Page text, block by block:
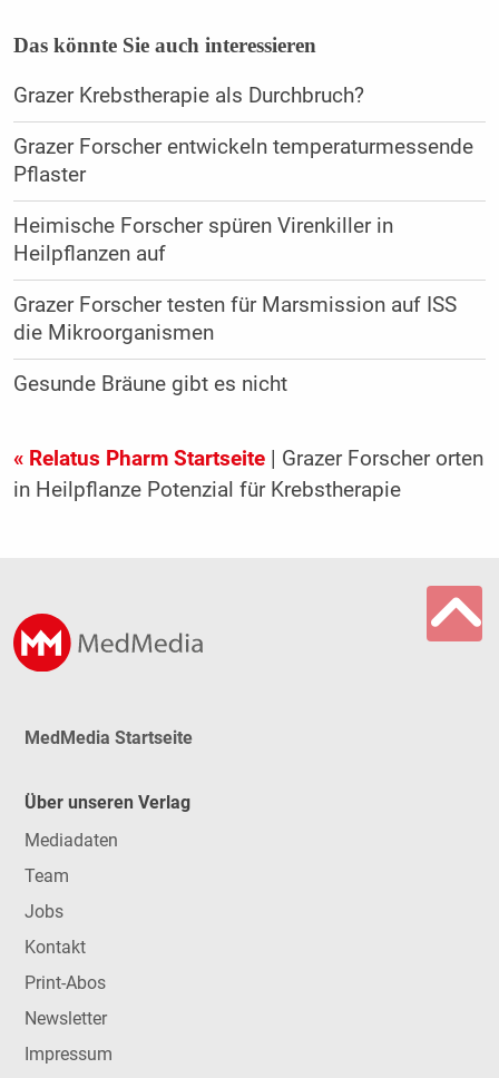
Das könnte Sie auch interessieren
Grazer Krebstherapie als Durchbruch?
Grazer Forscher entwickeln temperaturmessende
Pflaster
Heimische Forscher spüren Virenkiller in
Heilpflanzen auf
Grazer Forscher testen für Marsmission auf ISS
die Mikroorganismen
Gesunde Bräune gibt es nicht
« Relatus Pharm Startseite| Grazer Forscher orten
in Heilpflanze Potenzial für Krebstherapie
MedMedia Startseite
Über unseren Verlag
Mediadaten
Team
Jobs
Kontakt
Print-Abos
Newsletter
Impressum